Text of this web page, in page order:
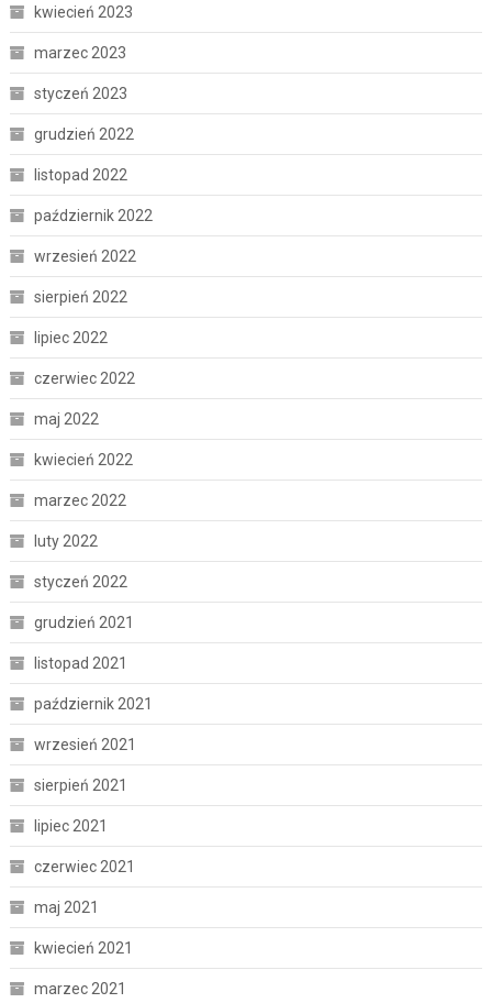
kwiecień 2023
marzec 2023
styczeń 2023
grudzień 2022
listopad 2022
październik 2022
wrzesień 2022
sierpień 2022
lipiec 2022
czerwiec 2022
maj 2022
kwiecień 2022
marzec 2022
luty 2022
styczeń 2022
grudzień 2021
listopad 2021
październik 2021
wrzesień 2021
sierpień 2021
lipiec 2021
czerwiec 2021
maj 2021
kwiecień 2021
marzec 2021